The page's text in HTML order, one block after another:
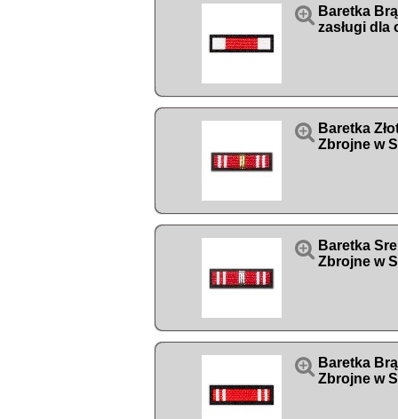
 Baretka
zasługi
 Baretka
Zbrojne w
 Baretka
Zbrojne w
 Baretka
Zbrojne w